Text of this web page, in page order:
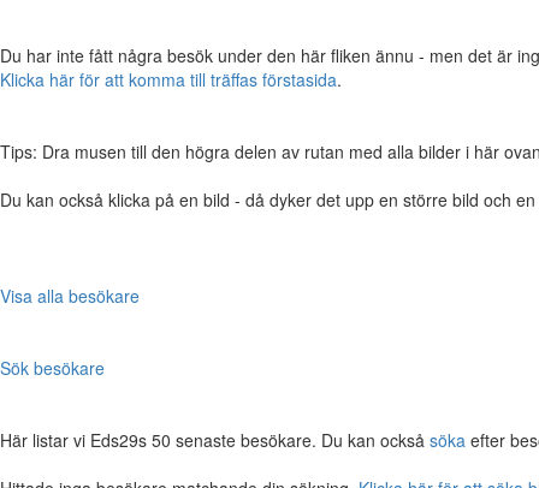
Du har inte fått några besök under den här fliken ännu - men det är
Klicka här för att komma till träffas förstasida.
Tips: Dra musen till den högra delen av rutan med alla bilder i här
Du kan också klicka på en bild - då dyker det upp en större bild och
Visa alla besökare
Sök besökare
Här listar vi Eds29s 50 senaste besökare. Du kan också söka efter